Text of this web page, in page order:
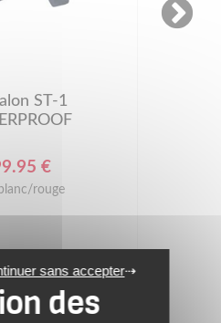
ST-1
€
rouge
sans accepter